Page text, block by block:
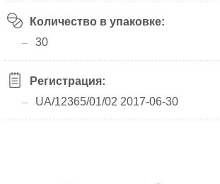
Количество в упаковке:
30
Регистрация:
UA/12365/01/02 2017-06-30